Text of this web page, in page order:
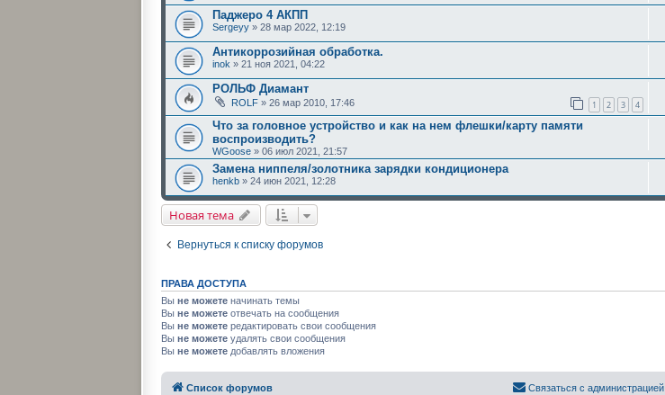
Паджеро 4 АКПП
Sergeyy » 28 мар 2022, 12:19
Антикоррозийная обработка.
inok » 21 ноя 2021, 04:22
РОЛЬФ Диамант
ROLF » 26 мар 2010, 17:46 1 2 3 4
Что за головное устройство и как на нем флешки/карту памяти
воспроизводить?
WGoose » 06 июл 2021, 21:57
Замена ниппеля/золотника зарядки кондиционера
henkb » 24 июн 2021, 12:28
Новая тема
Вернуться к списку форумов
ПРАВА ДОСТУПА
Вы не можете начинать темы
Вы не можете отвечать на сообщения
Вы не можете редактировать свои сообщения
Вы не можете удалять свои сообщения
Вы не можете добавлять вложения
Список форумов Связаться с администрацией